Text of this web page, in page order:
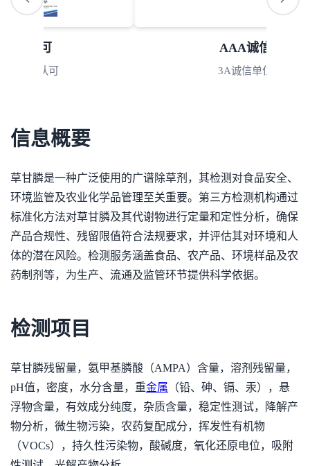
信息概要
草甘膦是一种广泛使用的广谱除草剂，其检测对食品安全、
环境监管及农业化学品管理至关重要。第三方检测机构通过
标准化方法对草甘膦及其代谢物进行定量和定性分析，确保
产品合规性、残留限值符合法规要求，并评估其对环境和人
体的潜在风险。检测服务涵盖食品、农产品、环境样品及农
药制剂等，为生产、流通及监管环节提供科学依据。
检测项目
草甘膦残留量，氨甲基膦酸（AMPA）含量，溶剂残留量，
pH值，密度，水分含量，重金属 （铅、砷、镉、汞），悬
浮物含量，有效成分纯度，杂质含量，稳定性测试，降解产
物分析，微生物污染，农药复配成分，挥发性有机物
（VOCs），持久性污染物，酸碱度，氧化还原电位，吸附